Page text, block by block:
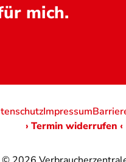
mich.
Impressum
› Termin widerrufen ‹